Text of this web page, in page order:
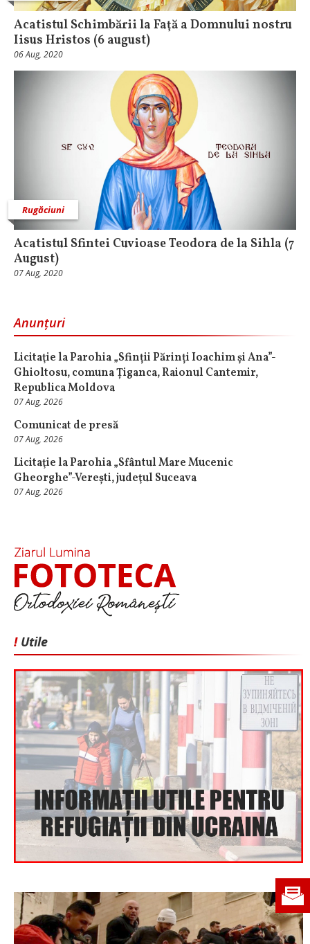
! Utile
Acatistul Schimbării la Faţă a Domnului nostru
Iisus Hristos (6 august)
06 Aug, 2020
Rugăciuni
Acatistul Sfintei Cuvioase Teodora de la Sihla (7
August)
07 Aug, 2020
Anunțuri
Licitaţie la Parohia „Sfinții Părinți Ioachim și Ana”-
Ghioltosu, comuna Țiganca, Raionul Cantemir,
Republica Moldova
07 Aug, 2026
Comunicat de presă
07 Aug, 2026
Licitaţie la Parohia „Sfântul Mare Mucenic
Gheorghe”-Verești, judeţul Suceava
07 Aug, 2026